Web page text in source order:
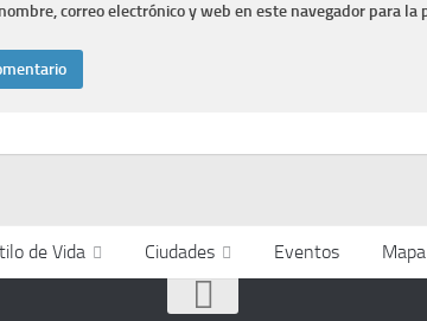
correo electrónico y web en este navegador para la
de Vida Ciudades Eventos Mapa